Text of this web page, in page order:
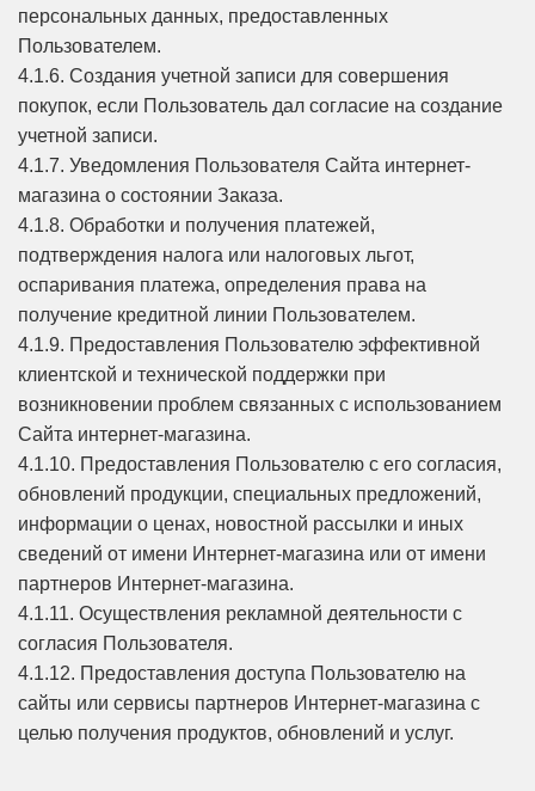
персональных данных, предоставленных
Пользователем.
4.1.6. Создания учетной записи для совершения
покупок, если Пользователь дал согласие на создание
учетной записи.
4.1.7. Уведомления Пользователя Сайта интернет-
магазина о состоянии Заказа.
4.1.8. Обработки и получения платежей,
подтверждения налога или налоговых льгот,
оспаривания платежа, определения права на
получение кредитной линии Пользователем.
4.1.9. Предоставления Пользователю эффективной
клиентской и технической поддержки при
возникновении проблем связанных с использованием
Сайта интернет-магазина.
4.1.10. Предоставления Пользователю с его согласия,
обновлений продукции, специальных предложений,
информации о ценах, новостной рассылки и иных
сведений от имени Интернет-магазина или от имени
партнеров Интернет-магазина.
4.1.11. Осуществления рекламной деятельности с
согласия Пользователя.
4.1.12. Предоставления доступа Пользователю на
сайты или сервисы партнеров Интернет-магазина с
целью получения продуктов, обновлений и услуг.